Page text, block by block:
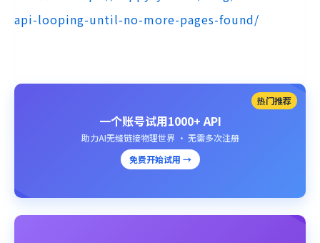
api-looping-until-no-more-pages-found/
热门推荐
一个账号试用1000+ API
助力AI无缝链接物理世界 · 无需多次注册
免费开始试用 →